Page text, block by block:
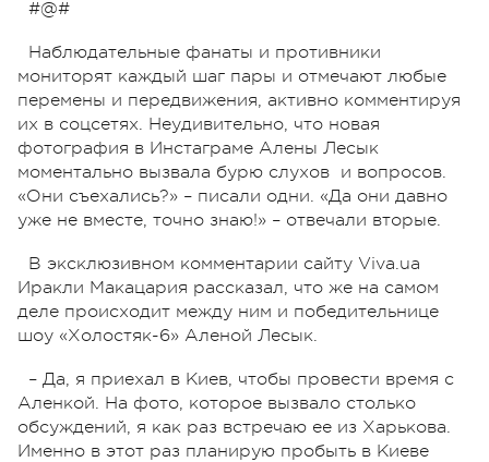
#@#
Наблюдательные фанаты и противники
мониторят каждый шаг пары и отмечают любые
перемены и передвижения, активно комментируя
их в соцсетях. Неудивительно, что новая
фотография в Инстаграме Алены Лесык
моментально вызвала бурю слухов и вопросов.
«Они съехались?» – писали одни. «Да они давно
уже не вместе, точно знаю!» – отвечали вторые.
В эксклюзивном комментарии сайту Viva.ua
Иракли Макацария рассказал, что же на самом
деле происходит между ним и победительнице
шоу «Холостяк-6» Аленой Лесык.
– Да, я приехал в Киев, чтобы провести время с
Аленкой. На фото, которое вызвало столько
обсуждений, я как раз встречаю ее из Харькова.
Именно в этот раз планирую пробыть в Киеве